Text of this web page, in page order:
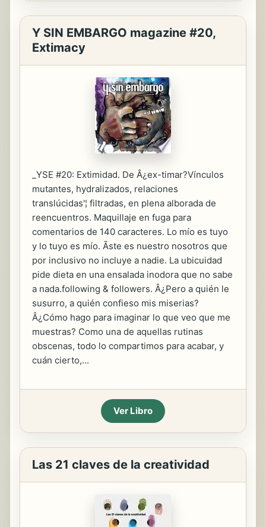
Y SIN EMBARGO magazine #20,
Extimacy
_YSE #20: Extimidad. De Â¿ex-timar?Vínculos
mutantes, hydralizados, relaciones
translúcidas'¦ filtradas, en plena alborada de
reencuentros. Maquillaje en fuga para
comentarios de 140 caracteres. Lo mío es tuyo
y lo tuyo es mío. Ãste es nuestro nosotros que
por inclusivo no incluye a nadie. La ubicuidad
pide dieta en una ensalada inodora que no sabe
a nada.following & followers. Â¿Pero a quién le
susurro, a quién confieso mis miserias?
Â¿Cómo hago para imaginar lo que veo que me
muestras? Como una de aquellas rutinas
obscenas, todo lo compartimos para acabar, y
cuán cierto,...
Ver Libro
Las 21 claves de la creatividad